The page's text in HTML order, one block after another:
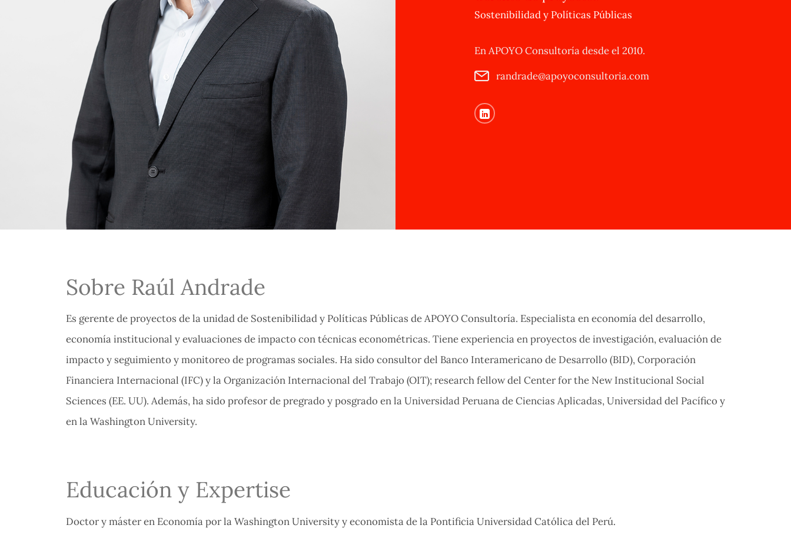
Sostenibilidad y Políticas Públicas
En APOYO Consultoría desde el 2010.​
randrade@apoyoconsultoria.com
Sobre Raúl Andrade
Es gerente de proyectos de la unidad de Sostenibilidad y Políticas Públicas de APOYO Consultoría. Especialista en economía del desarrollo,
economía institucional y evaluaciones de impacto con técnicas econométricas. Tiene experiencia en proyectos de investigación, evaluación de
impacto y seguimiento y monitoreo de programas sociales. Ha sido consultor del Banco Interamericano de Desarrollo (BID), Corporación
Financiera Internacional (IFC) y la Organización Internacional del Trabajo (OIT); research fellow del Center for the New Institucional Social
Sciences (EE. UU). Además, ha sido profesor de pregrado y posgrado en la Universidad Peruana de Ciencias Aplicadas, Universidad del Pacífico y
en la Washington University.
Educación y Expertise
Doctor y máster en Economía por la Washington University y economista de la Pontificia Universidad Católica del Perú.